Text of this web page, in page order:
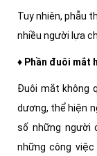
Tuy nhiên, phẫu
nhiều người lựa
♦ Phần đuôi mắt
Đuôi mắt không
dương, thể hiện
số những người
những công